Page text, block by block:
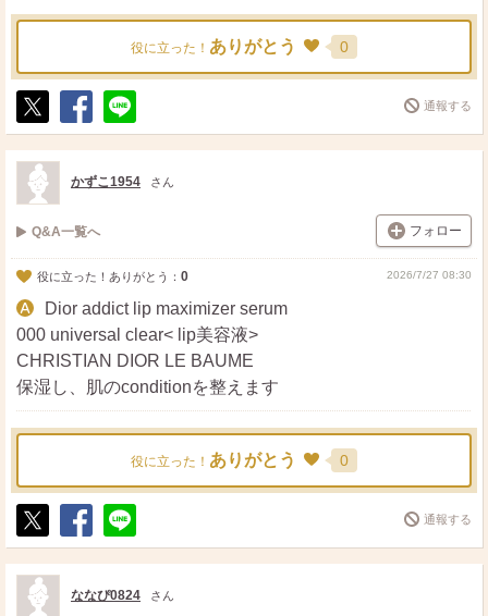
役に立った！ ありがとう 0
ポ
ス
ト
シ
ェ
送
る
通報する
かずこ1954 さん
Q&A一覧へ フォロー
役に立った！ありがとう： 0 2026/7/27 08:30
Dior addict lip maximizer serum
000 universal clear< lip美容液>
CHRISTIAN DIOR LE BAUME
保湿し、肌のconditionを整えます
役に立った！ ありがとう 0
ポ
ス
ト
シ
ェ
送
る
通報する
ななぴ0824 さん